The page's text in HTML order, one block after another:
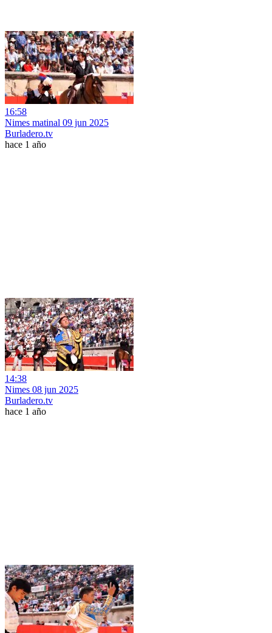
16:58
Nimes matinal 09 jun 2025
Burladero.tv
hace 1 año
14:38
Nimes 08 jun 2025
Burladero.tv
hace 1 año